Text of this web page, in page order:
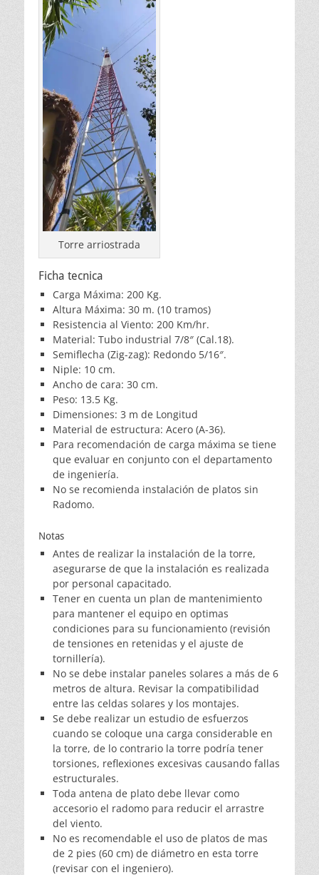
Torre arriostrada
Ficha tecnica
Carga Máxima: 200 Kg.
Altura Máxima: 30 m. (10 tramos)
Resistencia al Viento: 200 Km/hr.
Material: Tubo industrial 7/8″ (Cal.18).
Semiflecha (Zig-zag): Redondo 5/16″.
Niple: 10 cm.
Ancho de cara: 30 cm.
Peso: 13.5 Kg.
Dimensiones: 3 m de Longitud
Material de estructura: Acero (A-36).
Para recomendación de carga máxima se tiene
que evaluar en conjunto con el departamento
de ingeniería.
No se recomienda instalación de platos sin
Radomo.
Notas
Antes de realizar la instalación de la torre,
asegurarse de que la instalación es realizada
por personal capacitado.
Tener en cuenta un plan de mantenimiento
para mantener el equipo en optimas
condiciones para su funcionamiento (revisión
de tensiones en retenidas y el ajuste de
tornillería).
No se debe instalar paneles solares a más de 6
metros de altura. Revisar la compatibilidad
entre las celdas solares y los montajes.
Se debe realizar un estudio de esfuerzos
cuando se coloque una carga considerable en
la torre, de lo contrario la torre podría tener
torsiones, reflexiones excesivas causando fallas
estructurales.
Toda antena de plato debe llevar como
accesorio el radomo para reducir el arrastre
del viento.
No es recomendable el uso de platos de mas
de 2 pies (60 cm) de diámetro en esta torre
(revisar con el ingeniero).